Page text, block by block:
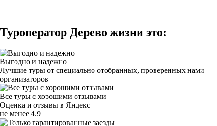
Туроператор Дерево жизни это:
Выгодно и надежно
Лучшие туры от специально отобранных, проверенных нами
организаторов
Все туры с хорошими отзывами
Оценка и отзывы в Яндекс
не менее 4.9